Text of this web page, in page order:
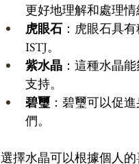
更好地理解和處理情
虎眼石 ：虎眼石具
ISTJ。
紫水晶 ：這種水晶
支持。
碧璽 ：碧璽可以促
們。
選擇水晶可以根據個人